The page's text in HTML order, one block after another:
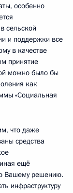
особенно
сельской
и поддержки все
в качестве
принятие
можно было бы
как
«Социальная
что даже
средства
ещё
Вашему решению.
инфраструктуру